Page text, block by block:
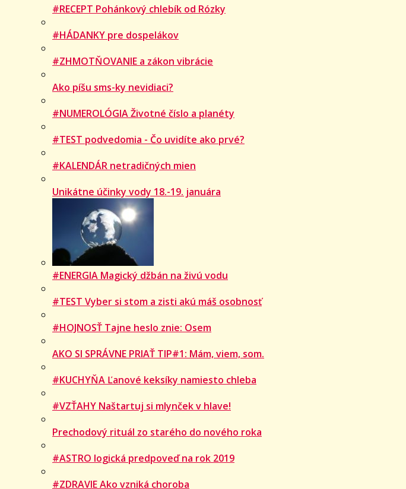
#RECEPT Pohánkový chlebík od Rózky
#HÁDANKY pre dospelákov
#ZHMOTŇOVANIE a zákon vibrácie
Ako píšu sms-ky nevidiaci?
#NUMEROLÓGIA Životné číslo a planéty
#TEST podvedomia - Čo uvidíte ako prvé?
#KALENDÁR netradičných mien
Unikátne účinky vody 18.-19. januára
#ENERGIA Magický džbán na živú vodu
#TEST Vyber si stom a zisti akú máš osobnosť
#HOJNOSŤ Tajne heslo znie: Osem
AKO SI SPRÁVNE PRIAŤ TIP#1: Mám, viem, som.
#KUCHYŇA Ľanové keksíky namiesto chleba
#VZŤAHY Naštartuj si mlynček v hlave!
Prechodový rituál zo starého do nového roka
#ASTRO logická predpoveď na rok 2019
#ZDRAVIE Ako vzniká choroba